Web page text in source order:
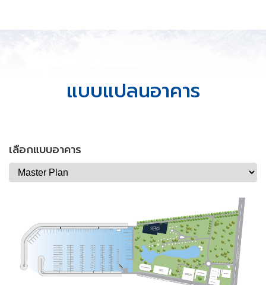
แบบแปลนอาคาร
เลือกแบบอาคาร